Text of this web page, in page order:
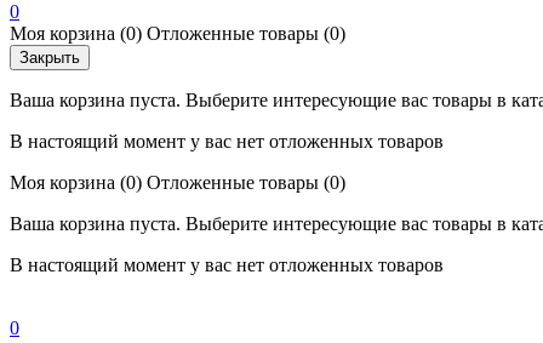
0
Моя корзина (0) Отложенные товары (0)
Закрыть
Ваша корзина пуста. Выберите интересующие вас товары в
В настоящий момент у вас нет отложенных товаров
Моя корзина (0) Отложенные товары (0)
Ваша корзина пуста. Выберите интересующие вас товары в
В настоящий момент у вас нет отложенных товаров
0